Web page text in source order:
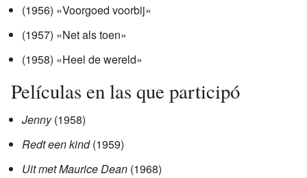
(1956) «Voorgoed voorbij»
(1957) «Net als toen»
(1958) «Heel de wereld»
Películas en las que participó
Jenny(1958)
Redt een kind(1959)
Uit met Maurice Dean (1968)